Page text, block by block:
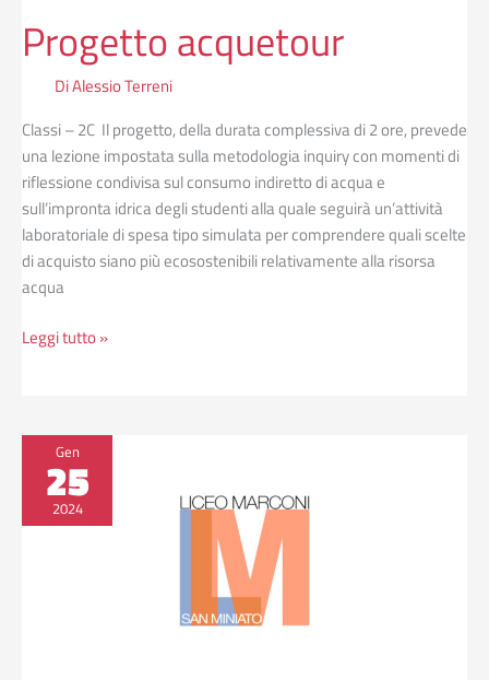
Progetto acquetour
DiAlessio Terreni
Classi – 2C Il progetto, della durata complessiva di 2 ore, prevede
una lezione impostata sulla metodologia inquiry con momenti di
riflessione condivisa sul consumo indiretto di acqua e
sull’impronta idrica degli studenti alla quale seguirà un’attività
laboratoriale di spesa tipo simulata per comprendere quali scelte
di acquisto siano più ecosostenibili relativamente alla risorsa
acqua
Leggi tutto »
Gen
25
2024
Proiezione
circolo
ARCI